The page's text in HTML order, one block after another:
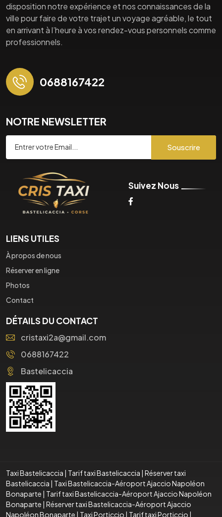
disposition notre expérience et nos connaissances de la
ville pour faire de votre trajet un voyage agréable, le tout
en arrivant à l’heure à vos rendez-vous personnels comme
professionnels.
0688167422
NOTRE NEWSLETTER
Souscrire
Suivez Nous
LIENS UTILES
À propos de nous
Réserver en ligne
Photos
Contact
DÉTAILS DU CONTACT
cristaxi2a@gmail.com
0688167422
Bastelicaccia
Taxi Bastelicaccia | Tarif taxi Bastelicaccia | Réserver taxi
Bastelicaccia | Taxi Bastelicaccia-Aéroport Ajaccio Napoléon
Bonaparte | Tarif taxi Bastelicaccia-Aéroport Ajaccio Napoléon
Bonaparte | Réserver taxi Bastelicaccia-Aéroport Ajaccio
Napoléon Bonaparte | Taxi Porticcio | Tarif taxi Porticcio |